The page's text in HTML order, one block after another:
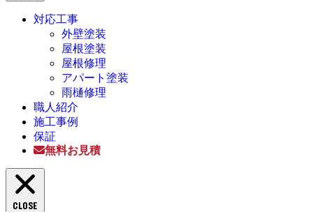
対応工事
外壁塗装
屋根塗装
屋根修理
アパート塗装
雨樋修理
職人紹介
施工事例
保証
無料お見積
CLOSE